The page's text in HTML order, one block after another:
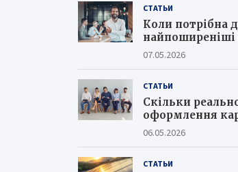
СТАТЬИ
Коли потрібна
найпоширеніші
кейси юристів
07.05.2026
СТАТЬИ
Скільки
оформлення
в 2026 році та
06.05.2026
СТАТЬИ